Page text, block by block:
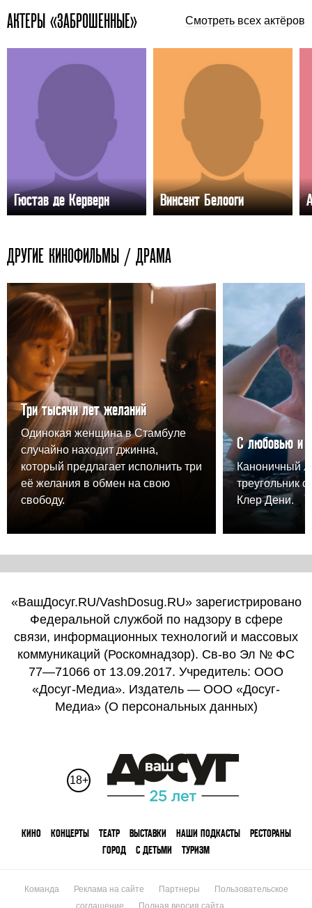
АКТЕРЫ «ЗАБРОШЕННЫЕ» Смотреть всех актёров
Гюстав де Керверн Винсент Белооги
ДРУГИЕ КИНОФИЛЬМЫ / ДРАМА
Три тысячи лет желаний
Одинокая женщина в Стамбуле
случайно находит джинна,
который предлагает исполнить три
её желания в обмен на свою
свободу.
С любовью и
Каноничный
треугольник
Клер Дени.
«ВашДосуг.RU/VashDosug.RU» зарегистрировано
Федеральной службой по надзору в сфере
связи, информационных технологий и массовых
коммуникаций (Роскомнадзор). Св-во Эл № ФС
77—71066 от 13.09.2017. Учредитель: ООО
«Досуг-Медиа». Издатель — ООО «Досуг-
Медиа» (О персональных данных)
18+
КИНО КОНЦЕРТЫ ТЕАТР ВЫСТАВКИ НАШИ ПОДКАСТЫ
РЕСТОРАНЫ
ГОРОД
С ДЕТЬМИ ТУРИЗМ
Команда Реклама на сайте Партнеры
Пользовательское
соглашение
Полная версия сайта